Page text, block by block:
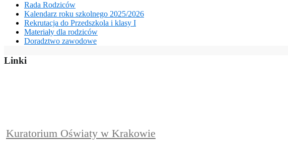
Rada Rodziców
Kalendarz roku szkolnego 2025/2026
Rekrutacja do Przedszkola i klasy I
Materiały dla rodziców
Doradztwo zawodowe
Linki
Kuratorium Oświaty w Krakowie